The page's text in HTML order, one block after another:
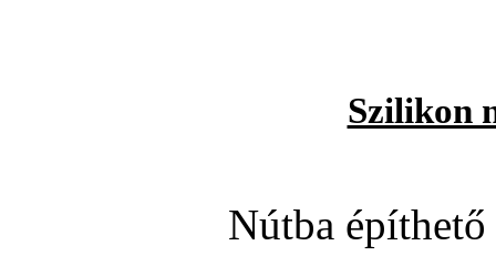
Szilikon
Nútba